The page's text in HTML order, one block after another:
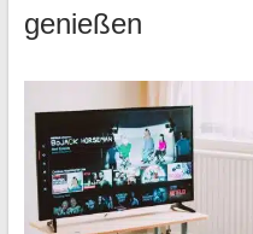
genießen